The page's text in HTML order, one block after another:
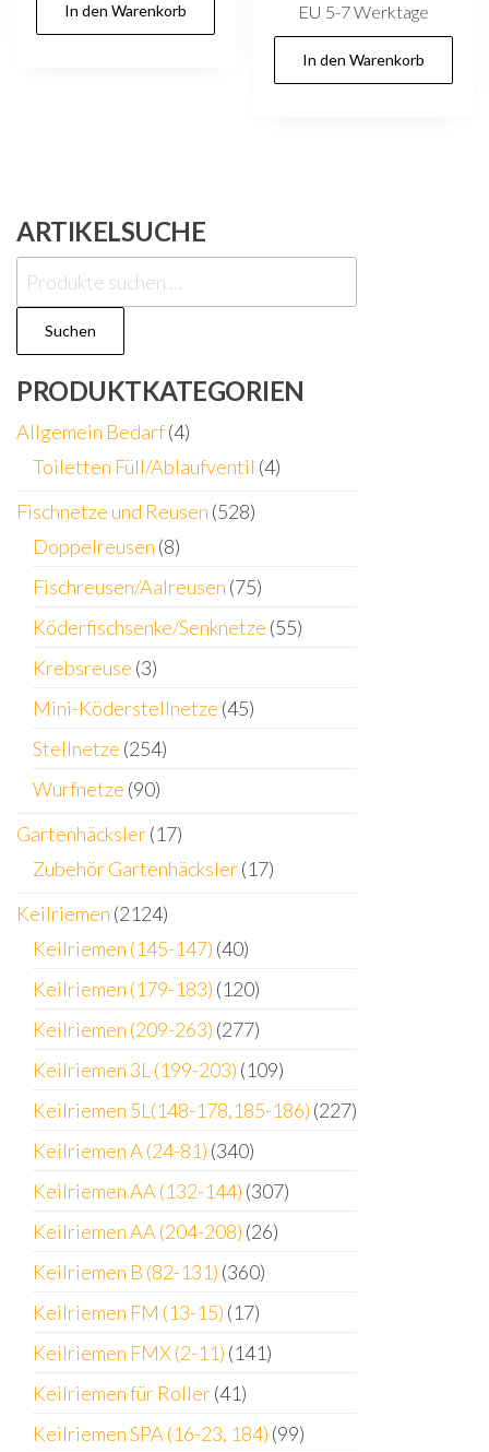
In den Warenkorb
EU 5-7 Werktage
In den Warenkorb
ARTIKELSUCHE
Suchen
nach:
Suchen
PRODUKTKATEGORIEN
Allgemein Bedarf(4)
Toiletten Füll/Ablaufventil (4)
Fischnetze und Reusen (528)
Doppelreusen (8)
Fischreusen/Aalreusen (75)
Köderfischsenke/Senknetze (55)
Krebsreuse (3)
Mini-Köderstellnetze (45)
Stellnetze (254)
Wurfnetze (90)
Gartenhäcksler(17)
Zubehör Gartenhäcksler(17)
Keilriemen (2124)
Keilriemen (145-147) (40)
Keilriemen (179-183) (120)
Keilriemen (209-263) (277)
Keilriemen 3L (199-203) (109)
Keilriemen 5L(148-178,185-186) (227)
Keilriemen A (24-81) (340)
Keilriemen AA (132-144) (307)
Keilriemen AA (204-208) (26)
Keilriemen B (82-131) (360)
Keilriemen FM (13-15) (17)
Keilriemen FMX (2-11) (141)
Keilriemen für Roller(41)
Keilriemen SPA (16-23, 184) (99)